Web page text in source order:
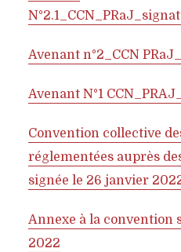
Avenant n°2_CCN
Avenant N°1
Convention collective
réglementées auprès
signée le 26 janvier
Annexe à la convention
2022